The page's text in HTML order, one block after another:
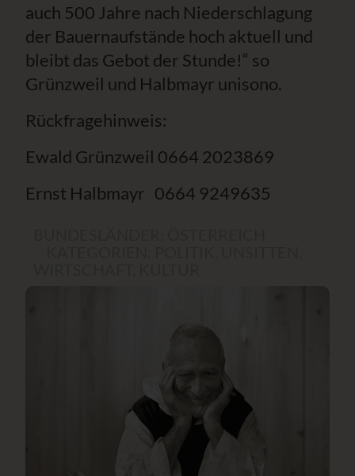
auch 500 Jahre nach Niederschlagung
der Bauernaufstände hoch aktuell und
bleibt das Gebot der Stunde!“ so
Grünzweil und Halbmayr unisono.
Rückfragehinweis:
Ewald Grünzweil 0664 2023869
Ernst Halbmayr 0664 9249635